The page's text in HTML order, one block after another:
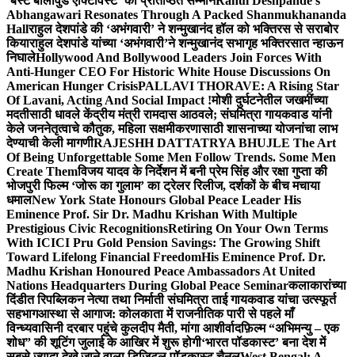
Abhangawari Resonates Through A Packed Shanmukhananda
Hallराहुल देशपांडे की ‘अभंगवारी’ ने शन्मुखानंद हॉल को भक्तिरस से सराबोर
कियाराहुल देशपांडे यांच्या ‘अभंगवारी’ने शन्मुखानंद सभागृह भक्तिरसात न्हाऊन
निघालेHollywood And Bollywood Leaders Join Forces With
Anti-Hunger CEO For Historic White House Discussions On
American Hunger CrisisPALLAVI THORAVE: A Rising Star
Of Lavani, Acting And Social Impact !मोशी दुर्घटनेतील जखमींच्या
मदतीसाठी धावले केंद्रीय मंत्री रामदास आठवले; संघमित्रा गायकवाड यांनी
केले जननेतृत्वाचे कौतुक, महिला सक्षमीकरणासाठी शासनाच्या योजनांचा लाभ
देण्याची केली मागणीRAJESHH DATTATRYA BHUJLE The Art
Of Being Unforgettable Some Men Follow Trends. Some Men
Create Themविजय यादव के निर्देशन में बनी प्रेम सिंह और रक्षा गुप्ता की
भोजपुरी फिल्म ‘जोरू का गुलाम’ का ट्रेलर रिलीज, दर्शकों के बीच मचाया
धमालNew York State Honours Global Peace Leader His
Eminence Prof. Sir Dr. Madhu Krishan With Multiple
Prestigious Civic RecognitionsRetiring On Your Own Terms
With ICICI Pru Gold Pension Savings: The Growing Shift
Toward Lifelong Financial FreedomHis Eminence Prof. Dr.
Madhu Krishan Honoured Peace Ambassadors At United
Nations Headquarters During Global Peace Seminarकलाकारांच्या
दिंडीत रिपब्लिकन नेत्या तथा निर्माती संघमित्रा ताई गायकवाड यांचा उत्स्फूर्त
सहभागआस्था से आगाज: कोलकाता में राजनीतिक पारी से पहले माँ
विन्ध्यवासिनी दरबार पहुंचे कुलदीप मैती, मांगा आशीर्वादफ़िल्म “अभिमन्यु – एक
शोध” की शूटिंग जुलाई के आखिर में शुरू होगी‘भारत पॉडकास्ट’ बना देश में